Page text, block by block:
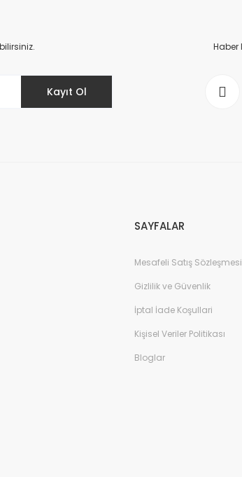
Kayıt Ol
Haber
SAYFALAR
Mesafeli Satış Sözleşmesi
Gizlilik ve Güvenlik
İptal İade Koşullari
Kişisel Veriler Politikası
Bloglar